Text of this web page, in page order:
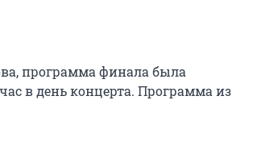
программа финала была
в день концерта. Программа из